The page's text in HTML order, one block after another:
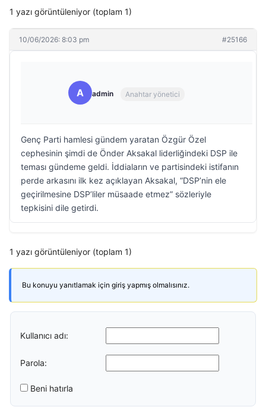
1 yazı görüntüleniyor (toplam 1)
10/06/2026: 8:03 pm #25166
A admin Anahtar yönetici
Genç Parti hamlesi gündem yaratan Özgür Özel
cephesinin şimdi de Önder Aksakal liderliğindeki DSP ile
teması gündeme geldi. İddiaların ve partisindeki istifanın
perde arkasını ilk kez açıklayan Aksakal, “DSP’nin ele
geçirilmesine DSP’liler müsaade etmez” sözleriyle
tepkisini dile getirdi.
1 yazı görüntüleniyor (toplam 1)
Bu konuyu yanıtlamak için giriş yapmış olmalısınız.
Kullanıcı adı:
Parola:
Beni hatırla